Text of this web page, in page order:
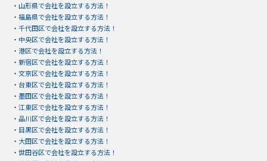
・ 山形県で会社を設立する方法！
・ 福島県で会社を設立する方法！
・ 千代田区で会社を設立する方法！
・ 中央区で会社を設立する方法！
・ 港区で会社を設立する方法！
・ 新宿区で会社を設立する方法！
・ 文京区で会社を設立する方法！
・ 台東区で会社を設立する方法！
・ 墨田区で会社を設立する方法！
・ 江東区で会社を設立する方法！
・ 品川区で会社を設立する方法！
・ 目黒区で会社を設立する方法！
・ 大田区で会社を設立する方法！
・ 世田谷区で会社を設立する方法！